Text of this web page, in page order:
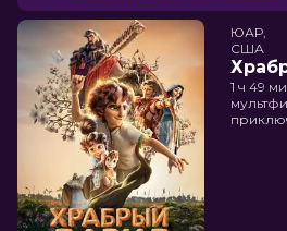
ЮАР,
США
1 ч 49